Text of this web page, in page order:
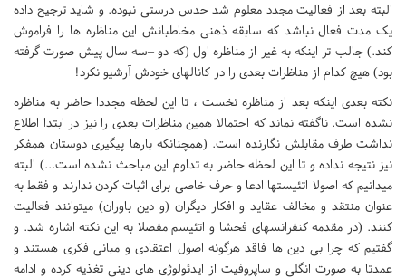
البته بعد از فعالیت مجدد معلوم شد حدس درستی نبوده. و شاید ترجیح داده
یک مدت فعال نباشد که سابقه ذهنی مخاطبانش این مناظره ها را فراموش
کند.) جالب تر اینکه به غیر از مناظره اول (که دو –سه سال پیش صورت گرفته
بود) هیچ کدام از مناظرات بعدی را در کانالهای خودش آرشیو نکرد!
نکته بعدی اینکه بعد از مناظره نخست ، تا این لحظه مجددا حاضر به مناظره
نشده است. ناگفته نماند که احتمالا همین مناظرات بعدی را نیز در ابتدا اطلاع
نداشت طرف مقابلش نگارنده است. (همچنانکه بارها پیگیری دوستان همفکر
نیز نتیجه نداده و تا این لحظه حاضر به تداوم این مباحث نشده است...) البته
میدانیم که اصولا اتئیستها ادعا و حرف خاصی برای اثبات کردن ندارند و فقط به
عنوان منتقد و مخالف عقاید و افکار دیگران (و دین باوران) میتوانند فعالیت
کنند. (در مقدمه کنفرانسهای فحشا و اتئیسم مفصلا به این نکته اشاره شد. و
گفتیم که چرا بی دین ها فاقد هرگونه اصول اعتقادی و مبانی فکری هستند و
عمدتا به صورت انگلی و ساپروفیت از ایدئولوژی های دینی تغذیه کرده و ادامه